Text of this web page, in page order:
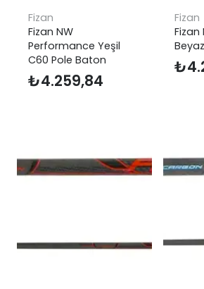
Fizan
Fizan NW
Performance Yeşil
C60 Pole Baton
₺4.259,84
Fizan
Fizan
₺